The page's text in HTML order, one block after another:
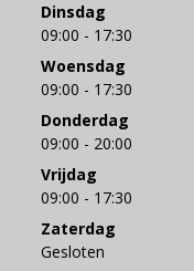
Dinsdag
09:00 - 17:30
Woensdag
09:00 - 17:30
Donderdag
09:00 - 20:00
Vrijdag
09:00 - 17:30
Zaterdag
Gesloten